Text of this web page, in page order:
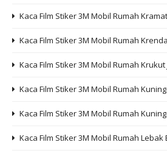
Kaca Film Stiker 3M Mobil Rumah
Kaca Film Stiker 3M Mobil Rumah
Kaca Film Stiker 3M Mobil Rumah
Kaca Film Stiker 3M Mobil Rumah
Kaca Film Stiker 3M Mobil Rumah
Kaca Film Stiker 3M Mobil Rumah